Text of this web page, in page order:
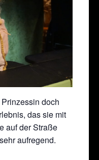
doch
das sie mit
auf der Straße
aufregend.